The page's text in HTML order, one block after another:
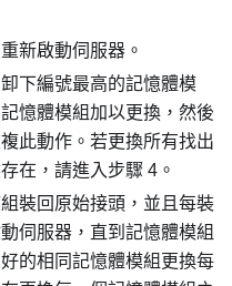
新啟動伺服器。
下編號最高的記憶體模
憶體模組加以更換，然後
此動作。若更換所有找出
在，請進入步驟 4。
裝回原始接頭，並且每裝
伺服器，直到記憶體模組
的相同記憶體模組更換每